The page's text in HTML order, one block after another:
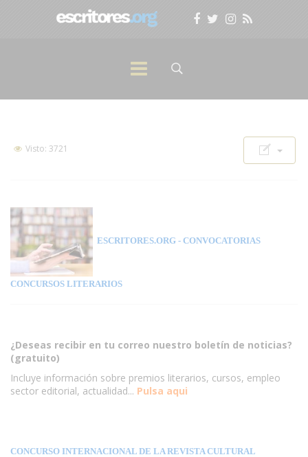
Visto: 3721
ESCRITORES.ORG - CONVOCATORIAS
CONCURSOS LITERARIOS
¿Deseas recibir en tu correo nuestro boletín de noticias?
(gratuito)
Incluye información sobre premios literarios, cursos, empleo
sector editorial, actualidad... Pulsa aqui
CONCURSO INTERNACIONAL DE LA REVISTA CULTURAL